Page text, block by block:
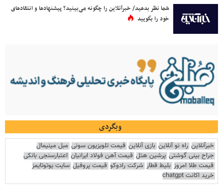
شما نظر بدهید/ خبرآنلاین را چگونه می‌بینید؟ پیشنهادها و انتقادهای
خود را بگویید
وبگردی
خبرآنلاین راه نو آنلاین بازی آنلاین قیمت تلویزیون سونی مبل مینیمال
جراح بینی گوشتی پرشین هتل قیمت آهن فولاد ایرانیان اعتبارسنجی بانکی
قیمت طلا امروز بلیط قطار شرکت رادوکو قیمت پروفیل سایت یوتوتایمز
خرید اکانت chatgpt